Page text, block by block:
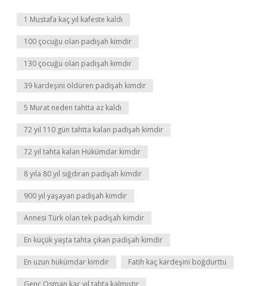
1 Mustafa kaç yıl kafeste kaldı
100 çocuğu olan padişah kimdir
130 çocuğu olan padişah kimdir
39 kardeşini öldüren padişah kimdir
5 Murat neden tahtta az kaldı
72 yıl 110 gün tahtta kalan padişah kimdir
72 yıl tahta kalan Hükümdar kimdir
8 yıla 80 yıl sığdıran padişah kimdir
900 yıl yaşayan padişah kimdir
Annesi Türk olan tek padişah kimdir
En küçük yaşta tahta çıkan padişah kimdir
En uzun hükümdar kimdir Fatih kaç kardeşini boğdurttu
Genç Osman kaç yıl tahta kalmıştır